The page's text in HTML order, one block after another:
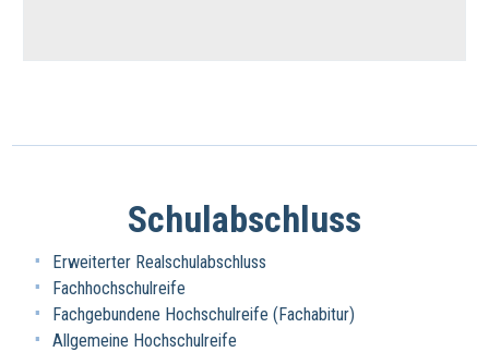
Schulabschluss
Erweiterter Realschulabschluss
Fachhochschulreife
Fachgebundene Hochschulreife (Fachabitur)
Allgemeine Hochschulreife